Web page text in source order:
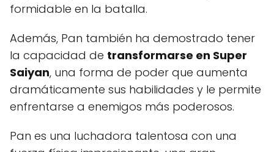
formidable en la batalla.
Además, Pan también ha demostrado tener
la capacidad de transformarse en Super
Saiyan, una forma de poder que aumenta
dramáticamente sus habilidades y le permite
enfrentarse a enemigos más poderosos.
Pan es una luchadora talentosa con una